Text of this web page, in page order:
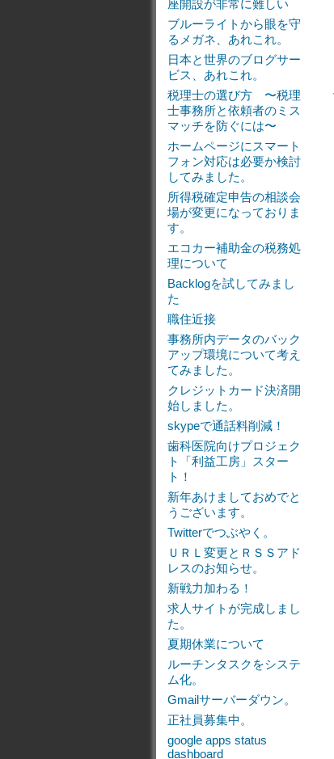
座開設が非常に難しい
ブルーライトから眼を守
るメガネ、あれこれ。
日本と世界のブログサー
ビス、あれこれ。
税理士の選び方 〜税理
士事務所と依頼者のミス
マッチを防ぐには〜
ホームページにスマート
フォン対応は必要か検討
してみました。
所得税確定申告の相談会
場が変更になっておりま
す。
エコカー補助金の税務処
理について
Backlogを試してみまし
た
職住近接
事務所内データのバック
アップ環境について考え
てみました。
クレジットカード決済開
始しました。
skypeで通話料削減！
歯科医院向けプロジェク
ト「利益工房」スター
ト！
新年あけましておめでと
うございます。
Twitterでつぶやく。
ＵＲＬ変更とＲＳＳアド
レスのお知らせ。
新戦力加わる！
求人サイトが完成しまし
た。
夏期休業について
ルーチンタスクをシステ
ム化。
Gmailサーバーダウン。
正社員募集中。
google apps status
dashboard